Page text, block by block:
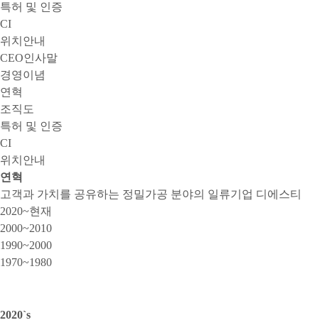
특허 및 인증
CI
위치안내
CEO인사말
경영이념
연혁
조직도
특허 및 인증
CI
위치안내
연혁
고객과 가치를 공유하는 정밀가공 분야의 일류기업 디에스티
2020~현재
2000~2010
1990~2000
1970~1980
2020`s